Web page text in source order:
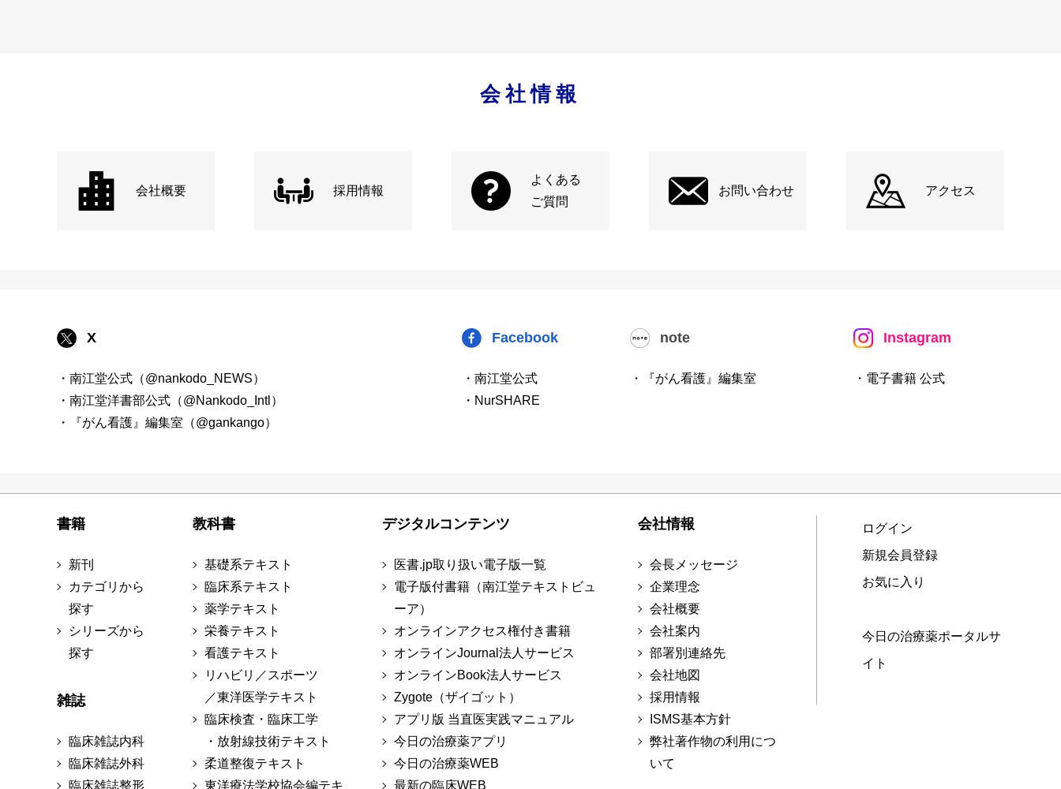
会社情報
会社概要 採用情報
よくある
ご質問
お問い合わせ アクセス
X
・南江堂公式（@nankodo_NEWS）
・南江堂洋書部公式（@Nankodo_Intl）
・『がん看護』編集室（@gankango）
Facebook
・南江堂公式
・NurSHARE
note
・『がん看護』編集室
Instagram
・電子書籍 公式
書籍
新刊
カテゴリから
探す
シリーズから
探す
雑誌
臨床雑誌内科
臨床雑誌外科
臨床雑誌整形
教科書
基礎系テキスト
臨床系テキスト
薬学テキスト
栄養テキスト
看護テキスト
リハビリ／スポーツ
／東洋医学テキスト
臨床検査・臨床工学
・放射線技術テキスト
柔道整復テキスト
東洋療法学校協会編テキ
デジタルコンテンツ
医書.jp取り扱い電子版一覧
電子版付書籍（南江堂テキストビュ
ーア）
オンラインアクセス権付き書籍
オンラインJournal法人サービス
オンラインBook法人サービス
Zygote（ザイゴット）
アプリ版 当直医実践マニュアル
今日の治療薬アプリ
今日の治療薬WEB
最新の臨床WEB
会社情報
会長メッセージ
企業理念
会社概要
会社案内
部署別連絡先
会社地図
採用情報
ISMS基本方針
弊社著作物の利用につ
いて
ログイン
新規会員登録
お気に入り
今日の治療薬ポータルサ
イト